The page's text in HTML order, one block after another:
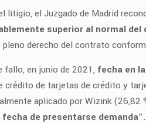
litigio, el Juzgado de Madrid
superior al normal
derecho del contrato
fallo, en junio de 2021, fecha en
crédito de tarjetas de crédito y
aplicado por Wizink
de presentarse demanda”.